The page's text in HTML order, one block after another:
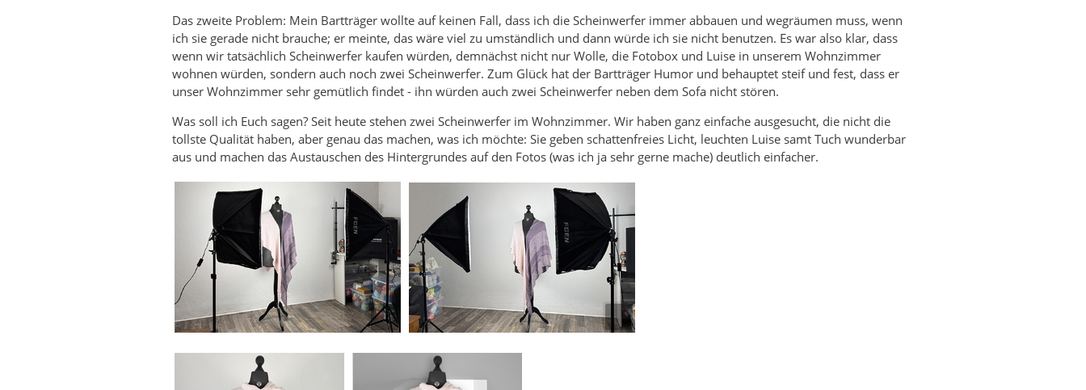
Das zweite Problem: Mein Bartträger wollte auf keinen Fall, dass ich die Scheinwerfer immer abbauen und wegräumen muss, wenn
ich sie gerade nicht brauche; er meinte, das wäre viel zu umständlich und dann würde ich sie nicht benutzen. Es war also klar, dass
wenn wir tatsächlich Scheinwerfer kaufen würden, demnächst nicht nur Wolle, die Fotobox und Luise in unserem Wohnzimmer
wohnen würden, sondern auch noch zwei Scheinwerfer. Zum Glück hat der Bartträger Humor und behauptet steif und fest, dass er
unser Wohnzimmer sehr gemütlich findet - ihn würden auch zwei Scheinwerfer neben dem Sofa nicht stören.
Was soll ich Euch sagen? Seit heute stehen zwei Scheinwerfer im Wohnzimmer. Wir haben ganz einfache ausgesucht, die nicht die
tollste Qualität haben, aber genau das machen, was ich möchte: Sie geben schattenfreies Licht, leuchten Luise samt Tuch wunderbar
aus und machen das Austauschen des Hintergrundes auf den Fotos (was ich ja sehr gerne mache) deutlich einfacher.